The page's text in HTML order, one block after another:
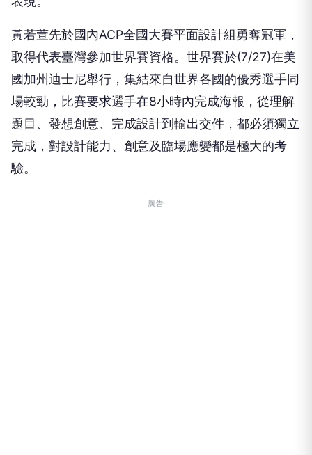
黃若萱先於國內ACP全國大賽平面設計組勇奪冠軍，
取得代表臺灣參加世界賽資格。世界賽於(7/27)在美
國加州迪士尼舉行，集結來自世界各國的優秀選手同
場較勁，比賽要求選手在8小時內完成海報，從理解
題目、發想創意、完成設計到輸出交件，都必須獨立
完成，對設計能力、創意及臨場應變都是極大的考
驗。
廣告